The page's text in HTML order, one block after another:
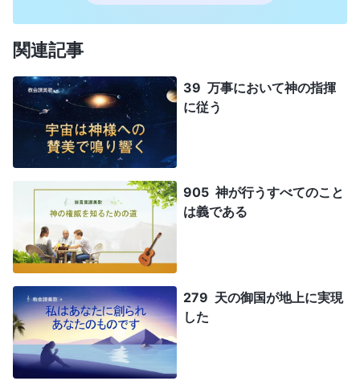
関連記事
39 万事において神の指揮
に従う
905 神が行うすべてのこと
は義である
279 天の御国が地上に実現
した